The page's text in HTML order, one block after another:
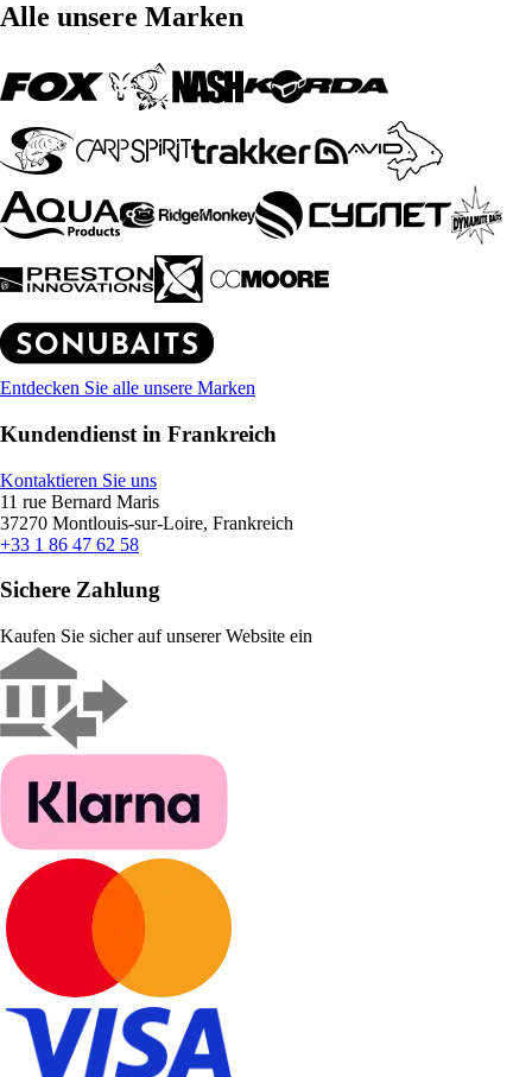
Alle unsere Marken
Entdecken Sie alle unsere Marken
Kundendienst in Frankreich
Kontaktieren Sie uns
11 rue Bernard Maris
37270 Montlouis-sur-Loire, Frankreich
+33 1 86 47 62 58
Sichere Zahlung
Kaufen Sie sicher auf unserer Website ein